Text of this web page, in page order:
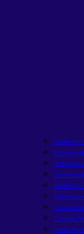
Moderada
Moderada
Carteira
Carteira
Smart